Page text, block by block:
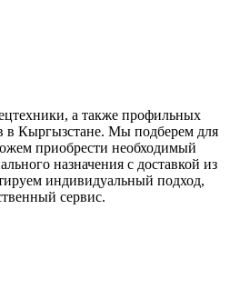
а также профильных
в Кыргызстане. Мы подберем для
приобрести необходимый
назначения с доставкой из
индивидуальный подход,
сервис.